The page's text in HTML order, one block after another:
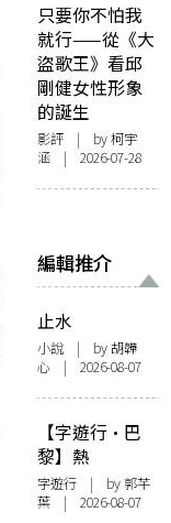
只要你不怕我
就行——從《大
盜歌王》看邱
剛健女性形象
的誕生
影評 | by 柯宇
涵 | 2026-07-28
編輯推介
止水
小說 | by 胡韡
心 | 2026-08-07
【字遊行·巴
黎】熱
字遊行 | by 郭芊
葉 | 2026-08-07